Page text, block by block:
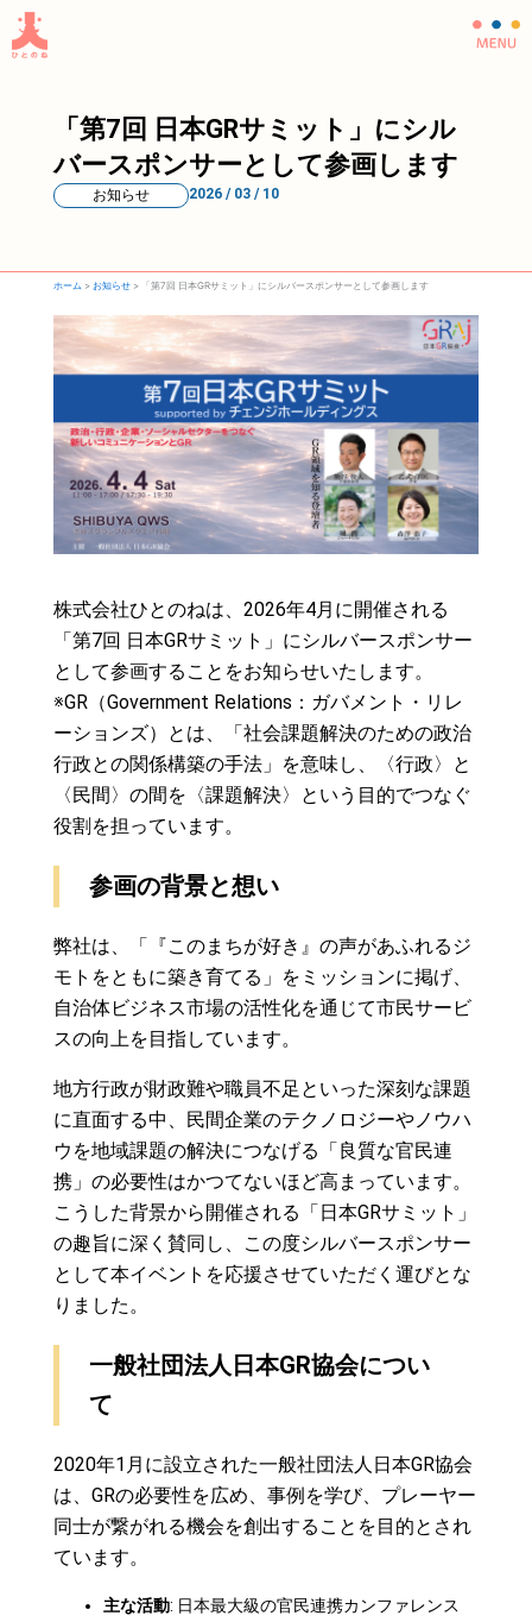
容
「第7回 日本GRサミット」にシル
バースポンサーとして参画します
お知らせ 2026 / 03 / 10
ホーム > お知らせ> 「第7回 日本GRサミット」にシルバースポンサーとして参画します
株式会社ひとのねは、2026年4月に開催される
「第7回 日本GRサミット」にシルバースポンサー
として参画することをお知らせいたします。
※GR（Government Relations：ガバメント・リレ
ーションズ）とは、「社会課題解決のための政治
行政との関係構築の手法」を意味し、〈行政〉と
〈民間〉の間を〈課題解決〉という目的でつなぐ
役割を担っています。
参画の背景と想い
弊社は、「『このまちが好き』の声があふれるジ
モトをともに築き育てる」をミッションに掲げ、
自治体ビジネス市場の活性化を通じて市民サービ
スの向上を目指しています。
地方行政が財政難や職員不足といった深刻な課題
に直面する中、民間企業のテクノロジーやノウハ
ウを地域課題の解決につなげる「良質な官民連
携」の必要性はかつてないほど高まっています。
こうした背景から開催される「日本GRサミット」
の趣旨に深く賛同し、この度シルバースポンサー
として本イベントを応援させていただく運びとな
りました。
一般社団法人日本GR協会につい
て
2020年1月に設立された一般社団法人日本GR協会
は、GRの必要性を広め、事例を学び、プレーヤー
同士が繋がれる機会を創出することを目的とされ
ています。
主な活動: 日本最大級の官民連携カンファレンス